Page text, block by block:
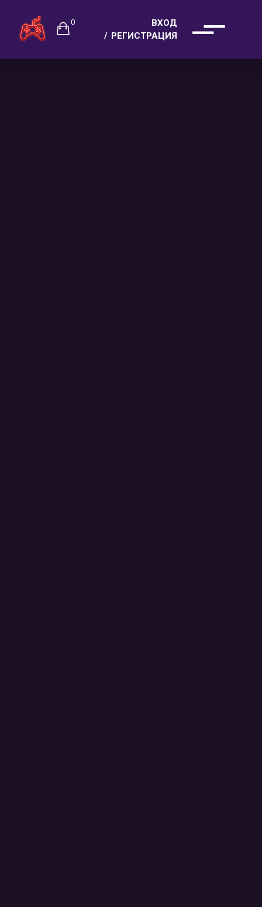
0
ВХОД
РЕГИСТРАЦИЯ